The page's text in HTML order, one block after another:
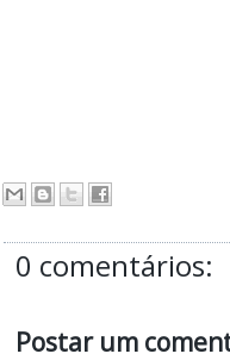
0 comentários:
Postar um